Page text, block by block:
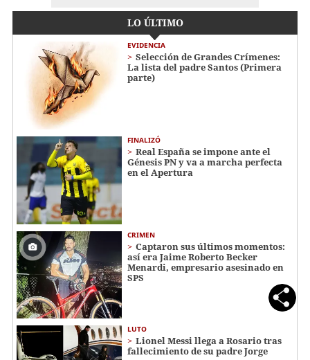
LO ÚLTIMO
EVIDENCIA
Selección de Grandes Crímenes:
La lista del padre Santos (Primera
parte)
FINALIZÓ
Real España se impone ante el
Génesis PN y va a marcha perfecta
en el Apertura
CRIMEN
Captaron sus últimos momentos:
así era Jaime Roberto Becker
Menardi​​​, empresario asesinado en
SPS
LUTO
Lionel Messi llega a Rosario tras
fallecimiento de su padre Jorge